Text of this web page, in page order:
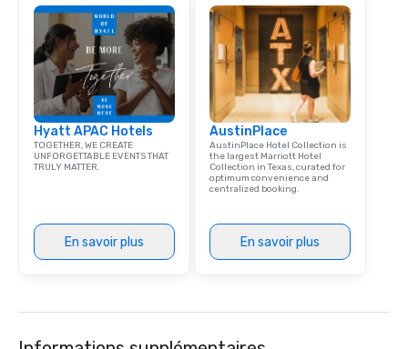
Hyatt APAC Hotels
TOGETHER, WE CREATE
UNFORGETTABLE EVENTS THAT
TRULY MATTER.
En savoir plus
AustinPlace
AustinPlace Hotel Collection is
the largest Marriott Hotel
Collection in Texas, curated for
optimum convenience and
centralized booking.
En savoir plus